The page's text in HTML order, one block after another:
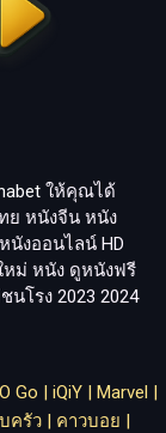
ให้คุณได้
ย หนังจีน หนัง
นังออนไลน์ HD
หม่ หนัง ดูหนังฟรี
โรง 2023 2024
Go | iQiY | Marvel |
ครัว | คาวบอย |